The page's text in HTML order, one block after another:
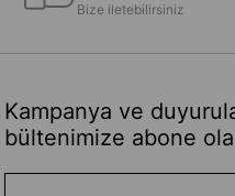
Bize iletebilirsiniz
Kampanya ve
bültenimize abone